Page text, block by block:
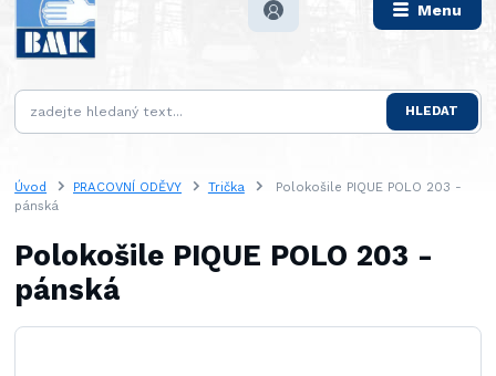
Menu
HLEDAT
Úvod PRACOVNÍ ODĚVY Trička
Polokošile PIQUE POLO 203 -
pánská
Polokošile PIQUE POLO 203 -
pánská